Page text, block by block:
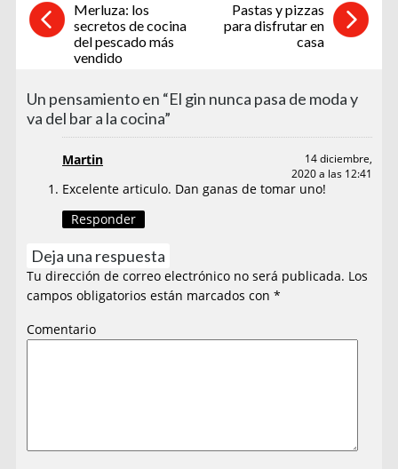
Merluza: los
secretos de cocina
del pescado más
vendido
Pastas y pizzas
para disfrutar en
casa
Un pensamiento en “El gin nunca pasa de moda y
va del bar a la cocina”
Martin
14 diciembre,
2020 a las 12:41
Excelente articulo. Dan ganas de tomar uno!
Responder
Deja una respuesta
Tu dirección de correo electrónico no será publicada. Los
campos obligatorios están marcados con*
Comentario